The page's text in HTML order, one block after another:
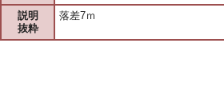
説明
抜粋
落差7ｍ